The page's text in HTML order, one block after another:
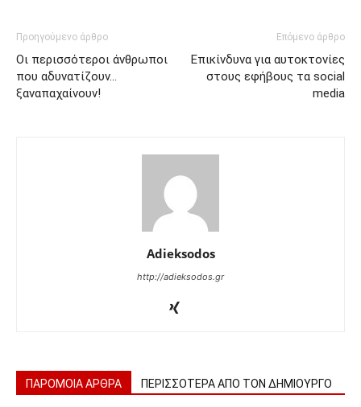
Προηγούμενο άρθρο
Οι περισσότεροι άνθρωποι
που αδυνατίζουν…
ξαναπαχαίνουν!
Επόμενο άρθρο
Επικίνδυνα για αυτοκτονίες
στους εφήβους τα social
media
Adieksodos
http://adieksodos.gr
ΠΑΡΟΜΟΙΑ ΑΡΘΡΑ ΠΕΡΙΣΣΟΤΕΡΑ ΑΠΟ ΤΟΝ ΔΗΜΙΟΥΡΓΟ